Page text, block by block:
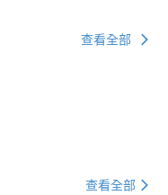
查看全部
查看全部